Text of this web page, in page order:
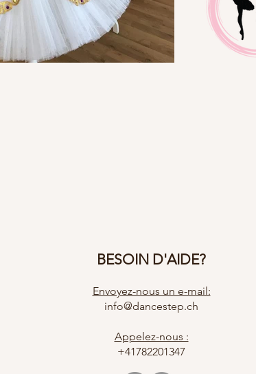
BESOIN D'AIDE?
Envoyez-nous un e-mail:
info@dancestep.ch
Appelez-nous :
+41782201347